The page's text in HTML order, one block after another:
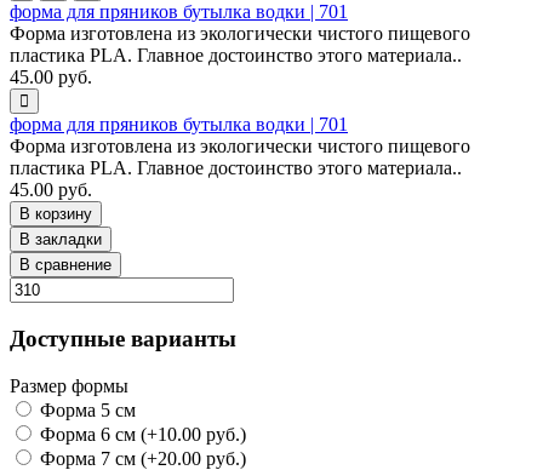
форма для пряников бутылка водки | 701
Форма изготовлена из экологически чистого пищевого
пластика PLA. Главное достоинство этого материала..
45.00 руб.
форма для пряников бутылка водки | 701
Форма изготовлена из экологически чистого пищевого
пластика PLA. Главное достоинство этого материала..
45.00 руб.
В корзину
В закладки
В сравнение
Доступные варианты
Размер формы
Форма 5 см
Форма 6 см (+10.00 руб.)
Форма 7 см (+20.00 руб.)